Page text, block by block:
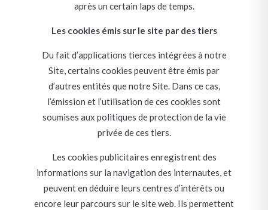
après un certain laps de temps.
Les cookies émis sur le site par des tiers
Du fait d’applications tierces intégrées à notre
Site, certains cookies peuvent être émis par
d’autres entités que notre Site. Dans ce cas,
l’émission et l’utilisation de ces cookies sont
soumises aux politiques de protection de la vie
privée de ces tiers.
Les cookies publicitaires enregistrent des
informations sur la navigation des internautes, et
peuvent en déduire leurs centres d’intérêts ou
encore leur parcours sur le site web. Ils permettent